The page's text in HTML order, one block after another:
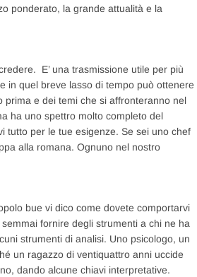
ponderato, la grande attualità e la
E’ una trasmissione utile per più
in quel breve lasso di tempo può ottenere
e dei temi che si affronteranno nel
ha uno spettro molto completo del
tutto per le tue esigenze. Se sei uno chef
alla romana. Ognuno nel nostro
bue vi dico come dovete comportarvi
fornire degli strumenti a chi ne ha
strumenti di analisi. Uno psicologo, un
un ragazzo di ventiquattro anni uccide
dando alcune chiavi interpretative.